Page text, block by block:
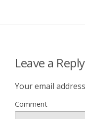
Leave a Reply
Your email
Comment